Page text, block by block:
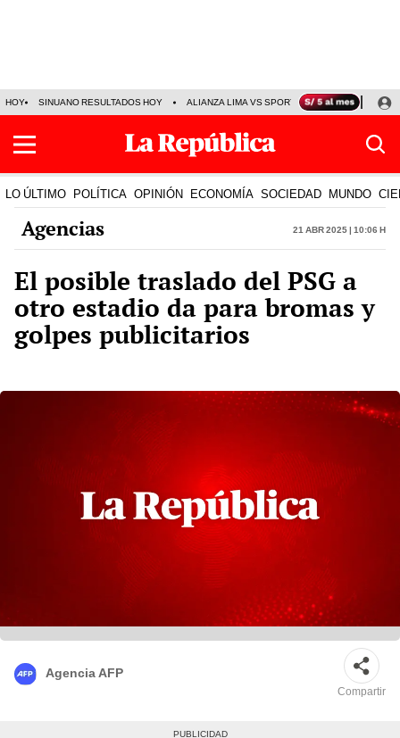
HOY SINUANO RESULTADOS HOY ALIANZA LIMA VS SPORT BOYS JORGE
LO ÚLTIMO POLÍTICA OPINIÓN ECONOMÍA SOCIEDAD MUNDO
Agencias 21 Abr 2025 | 10:06 h
El posible traslado del PSG a
otro estadio da para bromas y
golpes publicitarios
Agencia AFP
Compartir